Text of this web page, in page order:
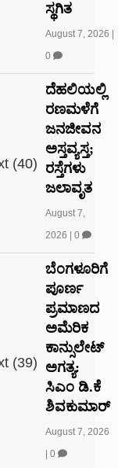
ಸ್ಥಗಿತ
August 7, 2026
0
ದೆಹಲಿಯಲ್ಲಿ
ರಣಮಳೆಗೆ
ಜನಜೀವನ
ಅಸ್ತವ್ಯಸ್ತ;
ರಸ್ತೆಗಳು
ಜಲಾವೃತ
August 7,
2026
0
ಬೆಂಗಳೂರಿಗೆ
ಪೂರ್ಣ
ಪ್ರಮಾಣದ
ಅಮೆರಿಕ
ಕಾನ್ಸುಲೇಟ್
ಅಗತ್ಯ:
ಸಿಎಂ ಡಿ.ಕೆ
ಶಿವಕುಮಾರ್
August 7, 2026
0